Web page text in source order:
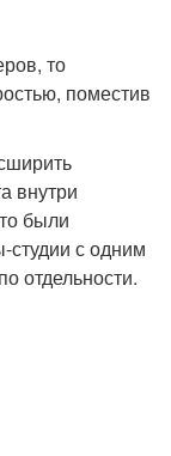
то
поместив
внутри
были
с одним
отдельности.